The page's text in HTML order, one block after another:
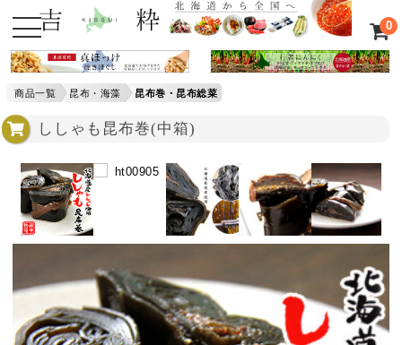
0
商品一覧 昆布・海藻 昆布巻・昆布総菜
ししゃも昆布巻(中箱)